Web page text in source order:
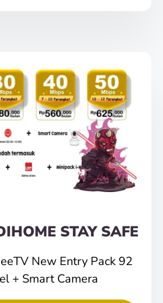
STAY SAFE
New Entry Pack 92
+ Smart Camera